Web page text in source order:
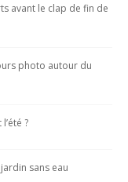
avant le clap de fin de
photo autour du
?
sans eau